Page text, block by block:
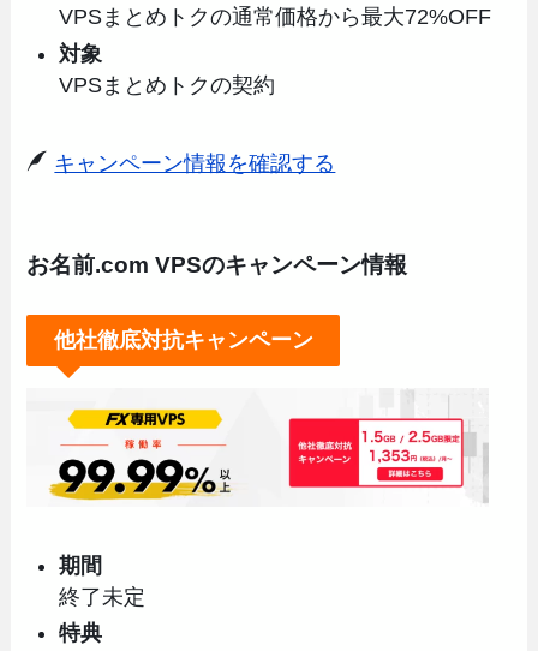
VPSまとめトクの通常価格から最大72%OFF
対象
VPSまとめトクの契約
キャンペーン情報を確認する
お名前.com VPSのキャンペーン情報
他社徹底対抗キャンペーン
期間
終了未定
特典